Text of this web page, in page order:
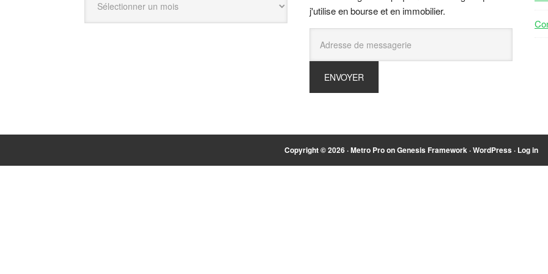
j'utilise en bourse et en immobilier.
Copyright © 2026 ·Metro ProonGenesis Framework·WordPress· Log in